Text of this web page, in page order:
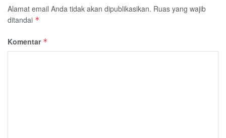
Alamat email Anda tidak akan dipublikasikan. Ruas yang wajib
ditandai *
Komentar *